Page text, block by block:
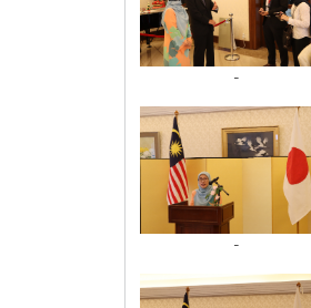
-
-